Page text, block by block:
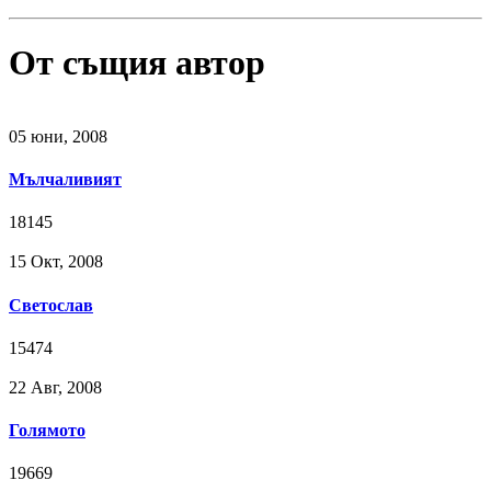
От същия автор
05 юни, 2008
Мълчаливият
18145
15 Окт, 2008
Светослав
15474
22 Авг, 2008
Голямото
19669